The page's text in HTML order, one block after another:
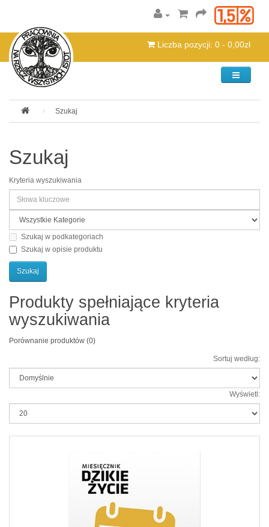
Liczba pozycji: 0 - 0,00zł
Kategorie
Szukaj
Szukaj
Kryteria wyszukiwania
Szukaj w podkategoriach
Szukaj w opisie produktu
Produkty spełniające kryteria
wyszukiwania
Porównanie produktów (0)
Sortuj według:
Wyświetl: